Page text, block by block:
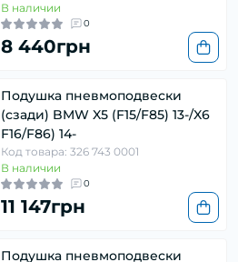
В наличии
0
8 440грн
Подушка пневмоподвески
(сзади) BMW X5 (F15/F85) 13-/X6
F16/F86) 14-
Код товара: 326 743 0001
В наличии
0
11 147грн
Подушка пневмоподвески